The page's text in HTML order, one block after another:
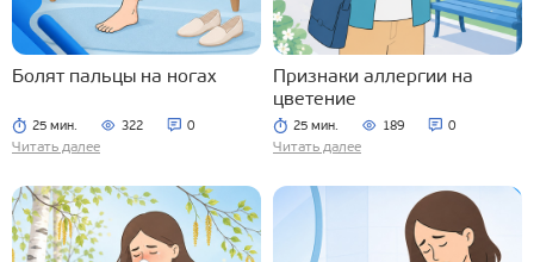
Болят пальцы на ногах
25 мин. 322 0
Читать далее
Признаки аллергии на
цветение
25 мин. 189 0
Читать далее